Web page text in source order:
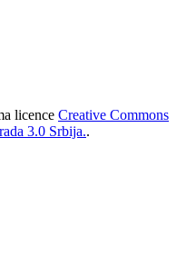
licence Creative Commons
3.0 Srbija..